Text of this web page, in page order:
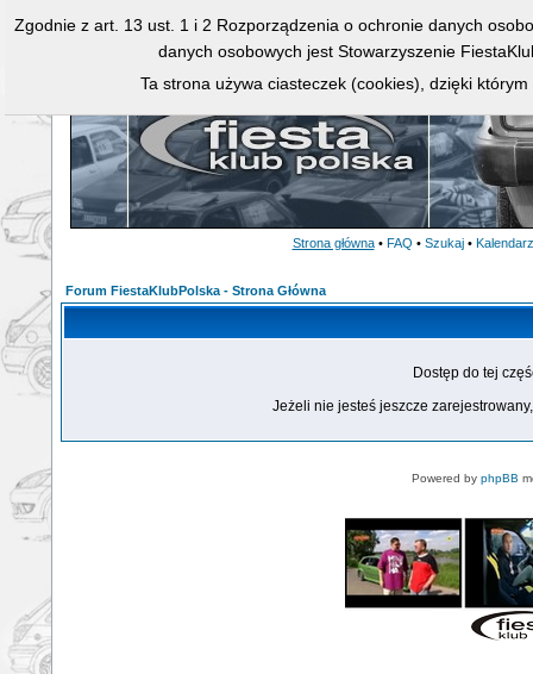
Strona główna • FAQ • Szukaj • Kalendarz
Forum FiestaKlubPolska - Strona Główna
Dostęp do tej
Jeżeli nie jesteś jeszcze
Powered by phpBB
Zgodnie z art. 13 ust. 1 i 2 Rozporządzenia o ochronie danych
danych osobowych jest Stowarzyszenie
Ta strona używa ciasteczek (cookies), dzięki